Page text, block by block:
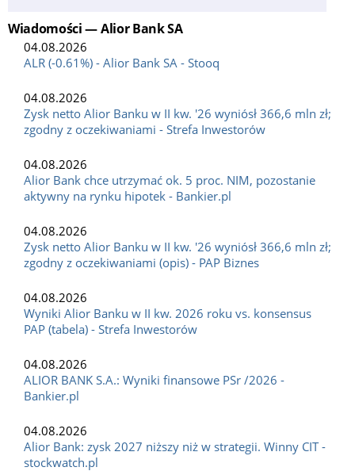
Wiadomości — Alior Bank SA
04.08.2026
ALR (-0.61%) - Alior Bank SA - Stooq
04.08.2026
Zysk netto Alior Banku w II kw. '26 wyniósł 366,6 mln zł;
zgodny z oczekiwaniami - Strefa Inwestorów
04.08.2026
Alior Bank chce utrzymać ok. 5 proc. NIM, pozostanie
aktywny na rynku hipotek - Bankier.pl
04.08.2026
Zysk netto Alior Banku w II kw. '26 wyniósł 366,6 mln zł;
zgodny z oczekiwaniami (opis) - PAP Biznes
04.08.2026
Wyniki Alior Banku w II kw. 2026 roku vs. konsensus
PAP (tabela) - Strefa Inwestorów
04.08.2026
ALIOR BANK S.A.: Wyniki finansowe PSr /2026 -
Bankier.pl
04.08.2026
Alior Bank: zysk 2027 niższy niż w strategii. Winny CIT -
stockwatch.pl